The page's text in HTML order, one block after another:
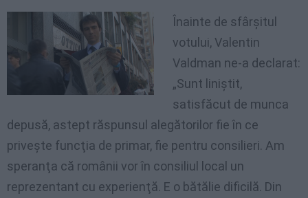
Înainte de sfârşitul
votului, Valentin
Valdman ne-a declarat:
„Sunt liniştit,
satisfăcut de munca
depusă, astept răspunsul alegătorilor fie în ce
priveşte funcţia de primar, fie pentru consilieri. Am
speranţa că românii vor în consiliul local un
reprezentant cu experienţă. E o bătălie dificilă. Din